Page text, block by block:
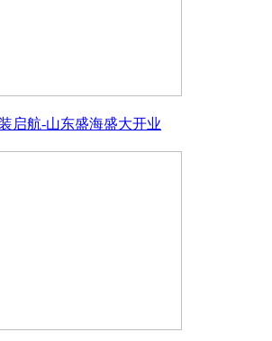
启航-山东盛海盛大开业